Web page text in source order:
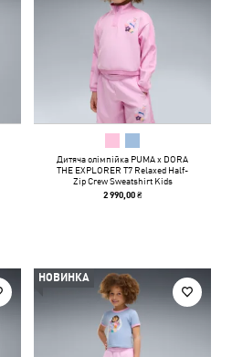
Дитяча олімпійка PUMA x DORA
THE EXPLORER T7 Relaxed Half-
Zip Crew Sweatshirt Kids
2 990,00 ₴
НОВИНКА